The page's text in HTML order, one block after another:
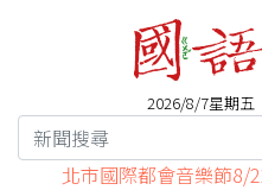
2026/8/7星期
北市國際都會音樂節